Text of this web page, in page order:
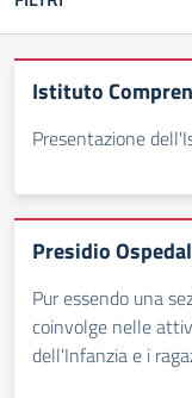
Istituto
Presentazione
Presidio
Pur essendo una
coinvolge nelle
dell'Infanzia e i